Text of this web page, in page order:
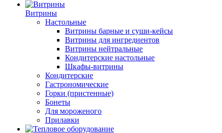
Витрины
Настольные
Витрины барные и суши-кейсы
Витрины для ингредиентов
Витрины нейтральные
Кондитерские настольные
Шкафы-витрины
Кондитерские
Гастрономические
Горки (пристенные)
Бонеты
Для мороженого
Прилавки